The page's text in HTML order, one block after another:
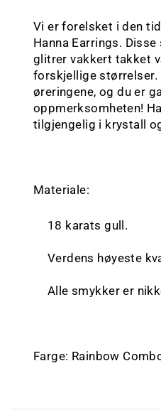
Vi er forelsket i den
Hanna Earrings.
glitrer vakkert takket
forskjellige
øreringene, og du er
oppmerksomheten!
tilgjengelig i krystall
Materiale:
18 karats gull.
Verdens høyeste
Alle smykker er
Farge: Rainbow